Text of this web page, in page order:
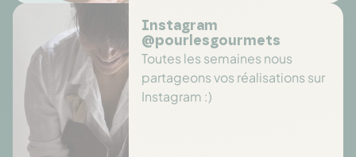
Instagram
@pourlesgourmets
Toutes les semaines nous
partageons vos réalisations sur
Instagram :)